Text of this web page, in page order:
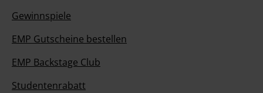
Gewinnspiele
EMP Gutscheine bestellen
EMP Backstage Club
Studentenrabatt